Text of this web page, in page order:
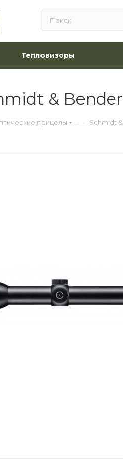
Тепловизоры
& Bender
прицелы — Schmidt